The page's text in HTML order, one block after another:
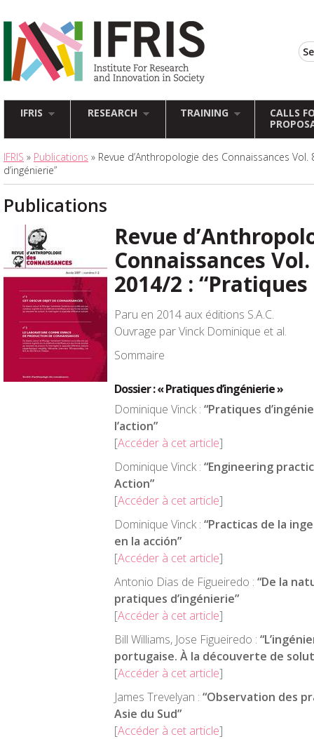
IFRIS RESEARCH TRAINING
CALLS
IFRIS » Publications » Revue d’Anthropologie des Connaissances Vol.
d’ingénierie”
Publications
Revue
Connaissances Vol.
2014/2 :
Paru en 2014 aux éditions S.A.C.
Ouvrage par Vinck Dominique et al.
Sommaire
Dossier : « Pratiques d’ingénierie »
Dominique Vinck : “Pratiques
l’action”
[Accéder à cet article]
Dominique Vinck : “Engineering
Action”
[Accéder à cet article]
Dominique Vinck : “Practicas de la
en la acción”
[Accéder à cet article]
Antonio Dias de Figueiredo : “De la
pratiques d’ingénierie”
[Accéder à cet article]
Bill Williams, Jose Figueiredo :
portugaise. À la découverte de
[Accéder à cet article]
James Trevelyan : “Observation des
Asie du Sud”
[Accéder à cet article]